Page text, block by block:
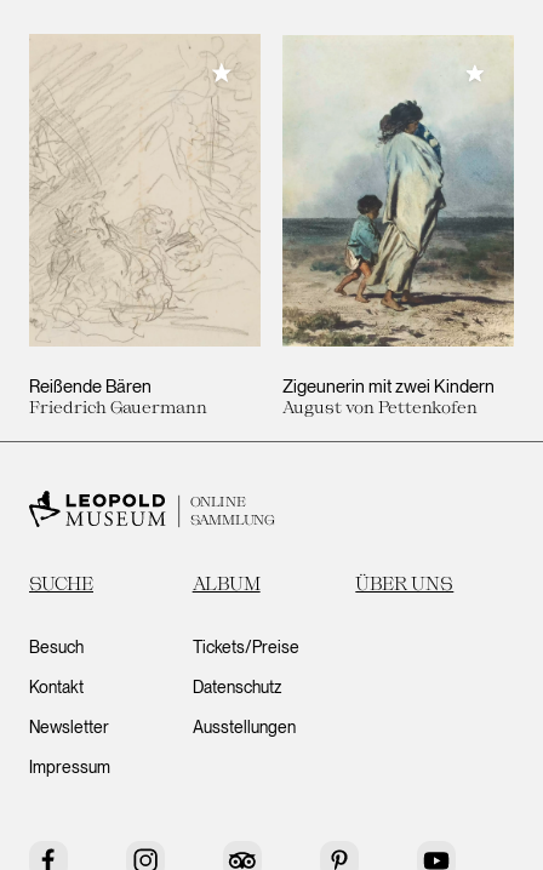
Reißende Bären
Friedrich Gauermann
Meiner Sammlung hinzufügen
Zigeunerin mit zwei Kindern
August von Pettenkofen
Meiner
ONLINE
SAMMLUNG
SUCHE ALBUM ÜBER UNS
Besuch
Kontakt
Newsletter
Impressum
Tickets/Preise
Datenschutz
Ausstellungen